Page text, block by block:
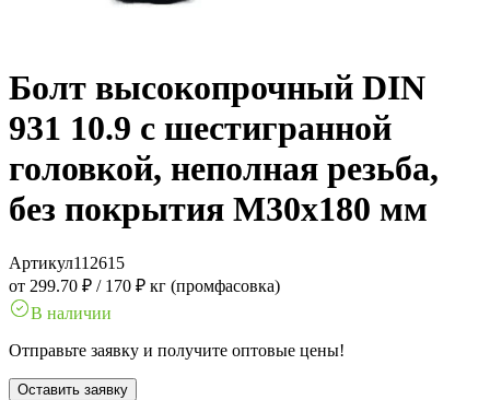
Болт высокопрочный DIN
931 10.9 с шестигранной
головкой, неполная резьба,
без покрытия M30x180 мм
Артикул112615
от 299.70 ₽ / 170 ₽ кг (промфасовка)
В наличии
Отправьте заявку и получите оптовые цены!
Оставить заявку